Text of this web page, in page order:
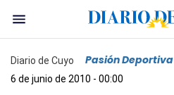
Diario de Cuyo Pasión Deportiva
6 de junio de 2010 - 00:00